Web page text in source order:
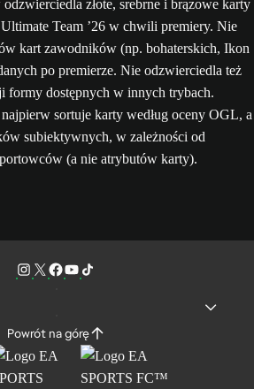
złote, srebrne i brązowe karty
Team ’26 w chwili premiery. Nie
kart zawodników (np. bohaterskich, Ikon
po premierze. Nie odzwierciedla też
formy dostępnych w innych trybach.
sortuje karty według oceny OGL, a
subiektywnych, w zależności od
(a nie atrybutów karty).
Powrót na górę